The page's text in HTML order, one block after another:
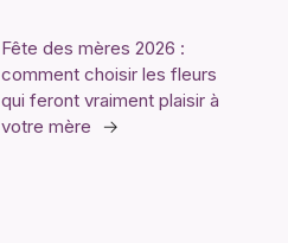
Fête des mères 2026 :
comment choisir les fleurs
qui feront vraiment plaisir à
votre mère
→